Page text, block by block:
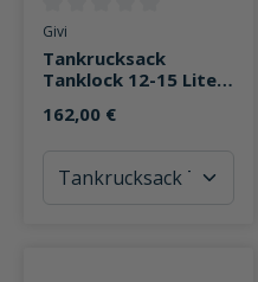
Durchschnittliche
Givi
Tankrucksack
Tanklock 12-15 Liter
162,00 €